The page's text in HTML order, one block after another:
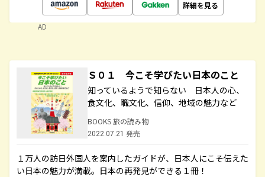
詳細を見る
AD
Ｓ０１ 今こそ学びたい日本のこと
知っているようで知らない 日本人の心、
食文化、職文化、信仰、地域の魅力など
BOOKS 旅の読み物
2022.07.21 発売
１万人の訪日外国人を案内したガイドが、日本人にこそ伝えた
い日本の魅力が満載。日本の再発見ができる１冊！